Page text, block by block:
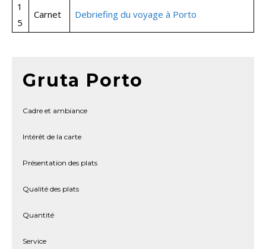
1
5
Carnet Debriefing du voyage à Porto
Gruta Porto
Cadre et ambiance
Intérêt de la carte
Présentation des plats
Qualité des plats
Quantité
Service